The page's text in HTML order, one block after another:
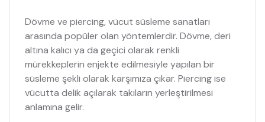
Dövme ve piercing, vücut süsleme sanatları
arasında popüler olan yöntemlerdir. Dövme, deri
altına kalıcı ya da geçici olarak renkli
mürekkeplerin enjekte edilmesiyle yapılan bir
süsleme şekli olarak karşımıza çıkar. Piercing ise
vücutta delik açılarak takıların yerleştirilmesi
anlamına gelir.